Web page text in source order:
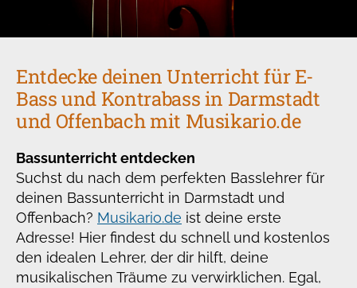
Entdecke deinen Unterricht für E-
Bass und Kontrabass in Darmstadt
und Offenbach mit Musikario.de
Bassunterricht entdecken
Suchst du nach dem perfekten Basslehrer für
deinen Bassunterricht in Darmstadt und
Offenbach? Musikario.de ist deine erste
Adresse! Hier findest du schnell und kostenlos
den idealen Lehrer, der dir hilft, deine
musikalischen Träume zu verwirklichen. Egal,